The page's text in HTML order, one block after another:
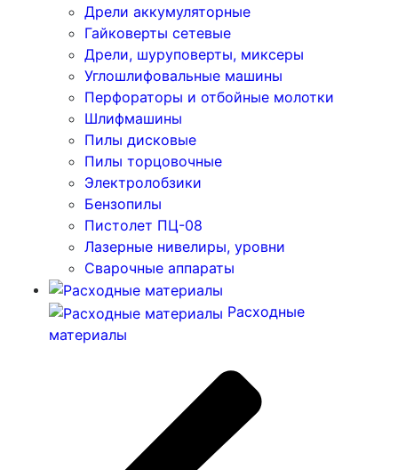
Дрели аккумуляторные
Гайковерты сетевые
Дрели, шуруповерты, миксеры
Углошлифовальные машины
Перфораторы и отбойные молотки
Шлифмашины
Пилы дисковые
Пилы торцовочные
Электролобзики
Бензопилы
Пистолет ПЦ-08
Лазерные нивелиры, уровни
Сварочные аппараты
Расходные
материалы